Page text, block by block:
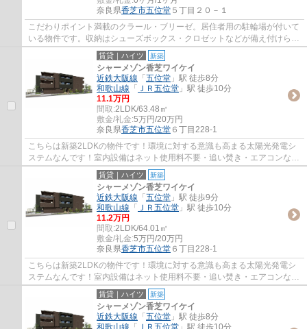
奈良県香芝市五位堂 ５丁目２０－１
こだわりポイント満載のクラール・ブリーゼ。居住者用の駐輪場が付いて
いる物件です。収納はシューズボックス・クロゼットなどが備え付けられ
ているので、衣類や日用品の収納に重宝し...
賃貸｜ハイツ 新築
シャーメゾン香芝ワイケイ
近鉄大阪線 「 五位堂 」駅 徒歩8分
和歌山線 「 ＪＲ五位堂 」駅 徒歩10分
11.1万円
間取:2LDK/63.48㎡
敷金/礼金:5万円/20万円
奈良県香芝市五位堂 ６丁目228-1
こちらは新築2LDKの物件です！環境に対する意識も高まる太陽光発電シ
ステムなんです！室内設備はネット使用料不要・追い焚き・エアコンなど
充実した設備を備え付けています！こちらの...
賃貸｜ハイツ 新築
シャーメゾン香芝ワイケイ
近鉄大阪線 「 五位堂 」駅 徒歩9分
和歌山線 「 ＪＲ五位堂 」駅 徒歩10分
11.2万円
間取:2LDK/64.01㎡
敷金/礼金:5万円/20万円
奈良県香芝市五位堂 ６丁目228-1
こちらは新築2LDKの物件です！環境に対する意識も高まる太陽光発電シ
ステムなんです！室内設備はネット使用料不要・追い焚き・エアコンなど
充実した設備を備え付けています！こちらの...
賃貸｜ハイツ 新築
シャーメゾン香芝ワイケイ
近鉄大阪線 「 五位堂 」駅 徒歩8分
和歌山線 「 ＪＲ五位堂 」駅 徒歩10分